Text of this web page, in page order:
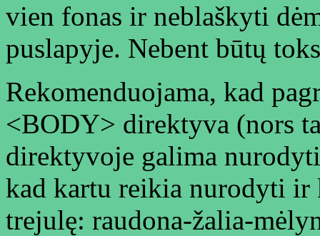
vien fonas ir neblaškyti
puslapyje. Nebent būtų
Rekomenduojama, kad
<BODY> direktyva (nors
direktyvoje galima
kad kartu reikia nurodyti ir
trejulę: raudona-žalia-